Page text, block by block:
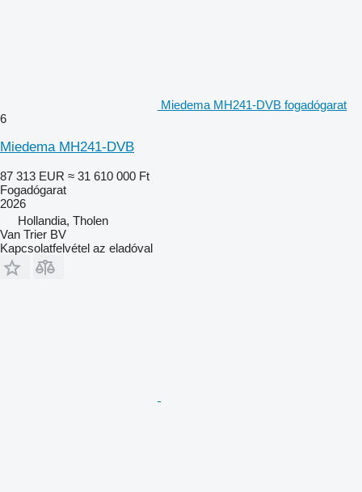
Miedema MH241-DVB fogadógarat
6
Miedema MH241-DVB
87 313 EUR ≈ 31 610 000 Ft
Fogadógarat
2026
Hollandia, Tholen
Van Trier BV
Kapcsolatfelvétel az eladóval